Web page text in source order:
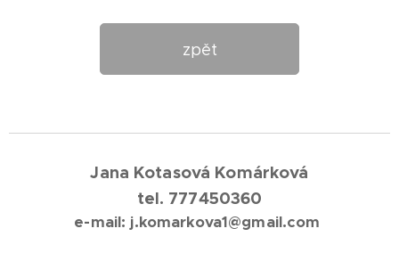
zpět
Jana Kotasová Komárková
tel. 777450360
e-mail: j.komarkova1@gmail.com